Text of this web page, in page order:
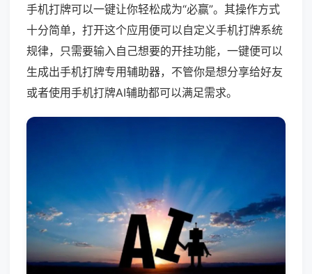
手机打牌可以一键让你轻松成为“必赢”。其操作方式
十分简单，打开这个应用便可以自定义手机打牌系统
规律，只需要输入自己想要的开挂功能，一键便可以
生成出手机打牌专用辅助器，不管你是想分享给好友
或者使用手机打牌AI辅助都可以满足需求。